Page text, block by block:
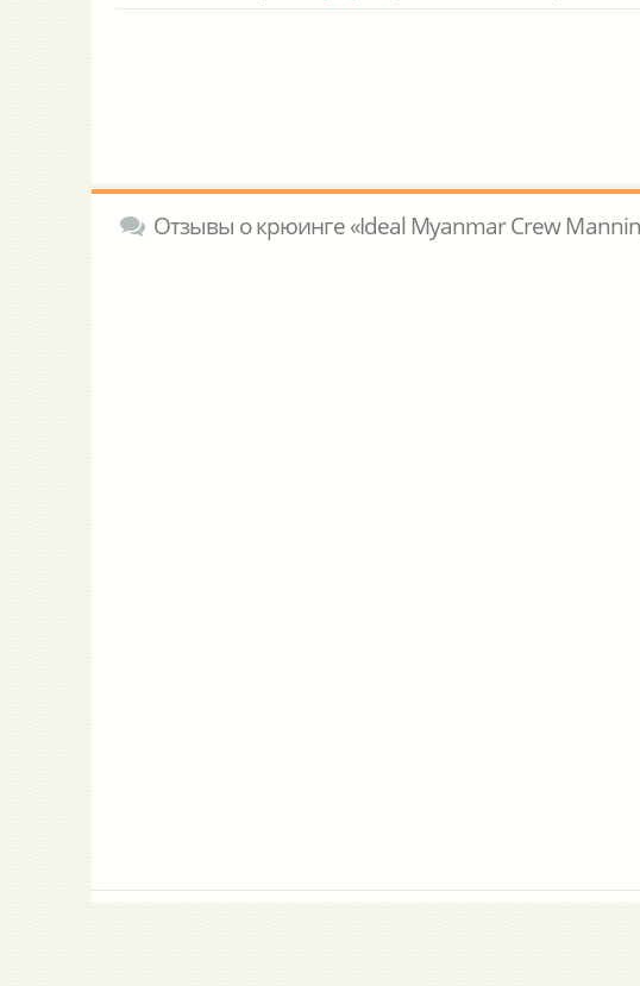
Отзывы о крюинге «Ideal Myanmar Crew